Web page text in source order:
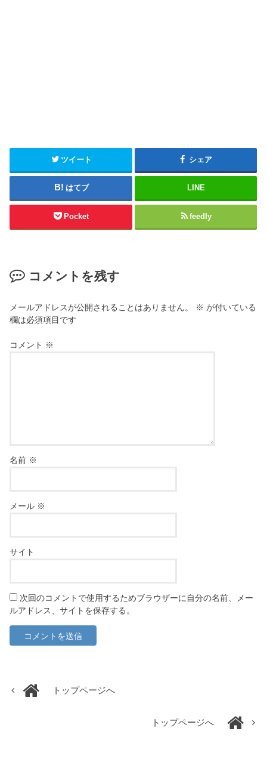
ツイート シェア
はてブ LINE
Pocket feedly
コメントを残す
メールアドレスが公開されることはありません。 ※ が付いている
欄は必須項目です
コメント ※
名前 ※
メール ※
サイト
次回のコメントで使用するためブラウザーに自分の名前、メー
ルアドレス、サイトを保存する。
トップページへ
トップページへ